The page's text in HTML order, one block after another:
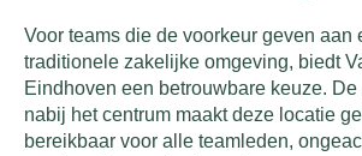
Voor teams die de voorkeur geven aan
traditionele zakelijke omgeving, biedt
Eindhoven een betrouwbare keuze.
nabij het centrum maakt deze locatie
bereikbaar voor alle teamleden,